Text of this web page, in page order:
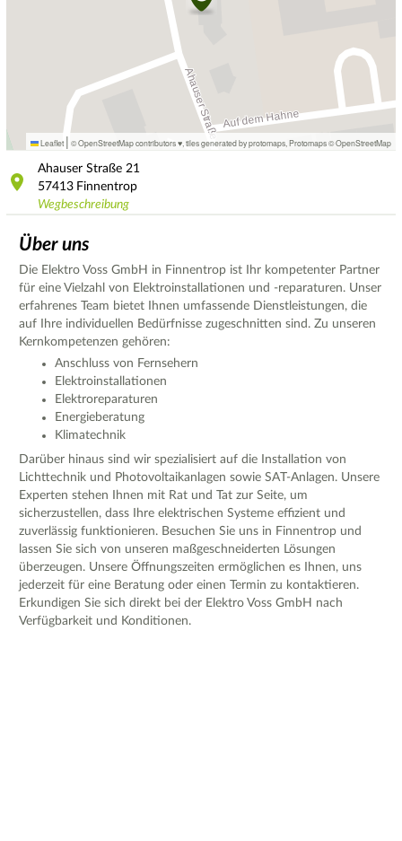
Leaflet | © OpenStreetMap contributors ♥, tiles generated by protomaps Protomaps©OpenStreetMap
Ahauser Straße 21
57413 Finnentrop
Wegbeschreibung
Über uns
Die Elektro Voss GmbH in Finnentrop ist Ihr kompetenter Partner
für eine Vielzahl von Elektroinstallationen und -reparaturen. Unser
erfahrenes Team bietet Ihnen umfassende Dienstleistungen, die
auf Ihre individuellen Bedürfnisse zugeschnitten sind. Zu unseren
Kernkompetenzen gehören:
Anschluss von Fernsehern
Elektroinstallationen
Elektroreparaturen
Energieberatung
Klimatechnik
Darüber hinaus sind wir spezialisiert auf die Installation von
Lichttechnik und Photovoltaikanlagen sowie SAT-Anlagen. Unsere
Experten stehen Ihnen mit Rat und Tat zur Seite, um
sicherzustellen, dass Ihre elektrischen Systeme effizient und
zuverlässig funktionieren. Besuchen Sie uns in Finnentrop und
lassen Sie sich von unseren maßgeschneiderten Lösungen
überzeugen. Unsere Öffnungszeiten ermöglichen es Ihnen, uns
jederzeit für eine Beratung oder einen Termin zu kontaktieren.
Erkundigen Sie sich direkt bei der Elektro Voss GmbH nach
Verfügbarkeit und Konditionen.